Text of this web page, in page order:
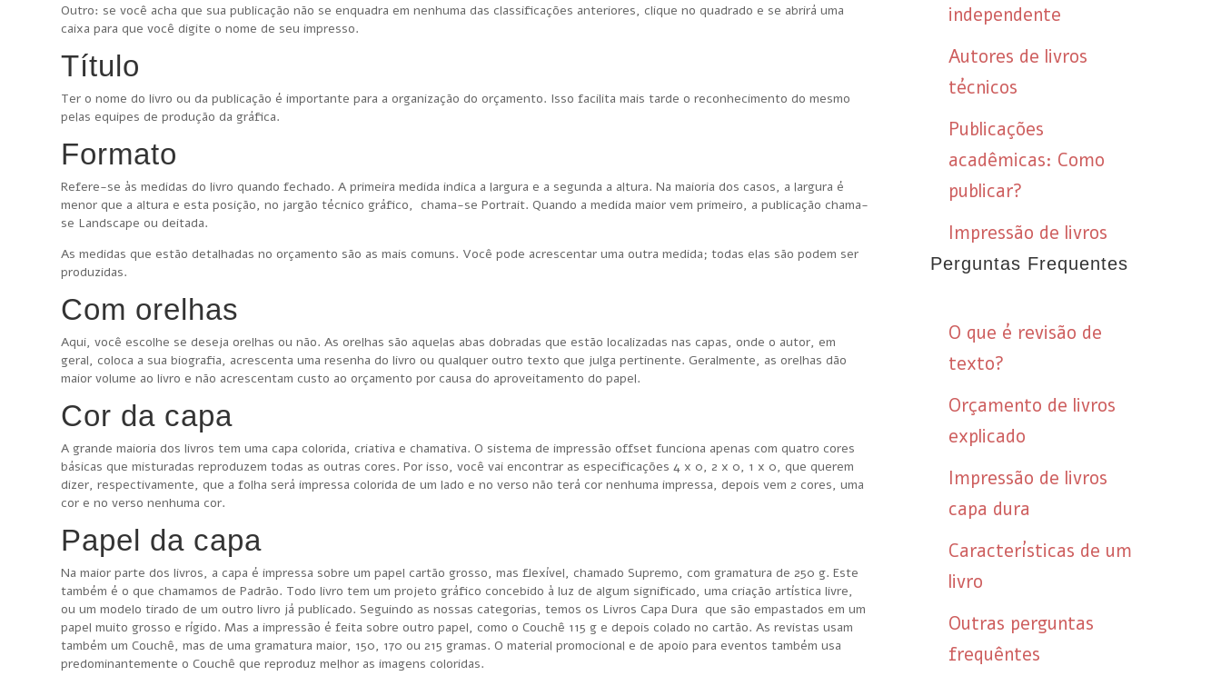
Outro: se você acha que sua publicação não se enquadra em nenhuma das classificações anteriores, clique no quadrado e se abrirá uma
caixa para que você digite o nome de seu impresso.
Título
Ter o nome do livro ou da publicação é importante para a organização do orçamento. Isso facilita mais tarde o reconhecimento do mesmo
pelas equipes de produção da gráfica.
Formato
Refere-se às medidas do livro quando fechado. A primeira medida indica a largura e a segunda a altura. Na maioria dos casos, a largura é
menor que a altura e esta posição, no jargão técnico gráfico, chama-se Portrait. Quando a medida maior vem primeiro, a publicação chama-
se Landscape ou deitada.
As medidas que estão detalhadas no orçamento são as mais comuns. Você pode acrescentar uma outra medida; todas elas são podem ser
produzidas.
Com orelhas
Aqui, você escolhe se deseja orelhas ou não. As orelhas são aquelas abas dobradas que estão localizadas nas capas, onde o autor, em
geral, coloca a sua biografia, acrescenta uma resenha do livro ou qualquer outro texto que julga pertinente. Geralmente, as orelhas dão
maior volume ao livro e não acrescentam custo ao orçamento por causa do aproveitamento do papel.
Cor da capa
A grande maioria dos livros tem uma capa colorida, criativa e chamativa. O sistema de impressão offset funciona apenas com quatro cores
básicas que misturadas reproduzem todas as outras cores. Por isso, você vai encontrar as especificações 4 x 0, 2 x 0, 1 x 0, que querem
dizer, respectivamente, que a folha será impressa colorida de um lado e no verso não terá cor nenhuma impressa, depois vem 2 cores, uma
cor e no verso nenhuma cor.
Papel da capa
Na maior parte dos livros, a capa é impressa sobre um papel cartão grosso, mas flexível, chamado Supremo, com gramatura de 250 g. Este
também é o que chamamos de Padrão. Todo livro tem um projeto gráfico concebido à luz de algum significado, uma criação artística livre,
ou um modelo tirado de um outro livro já publicado. Seguindo as nossas categorias, temos os Livros Capa Dura que são empastados em um
papel muito grosso e rígido. Mas a impressão é feita sobre outro papel, como o Couchê 115 g e depois colado no cartão. As revistas usam
também um Couchê, mas de uma gramatura maior, 150, 170 ou 215 gramas. O material promocional e de apoio para eventos também usa
predominantemente o Couchê que reproduz melhor as imagens coloridas.
independente
Autores de livros
técnicos
Publicações
acadêmicas: Como
publicar?
Impressão de livros
Perguntas Frequentes
O que é revisão de
texto?
Orçamento de livros
explicado
Impressão de livros
capa dura
Características de um
livro
Outras perguntas
frequêntes